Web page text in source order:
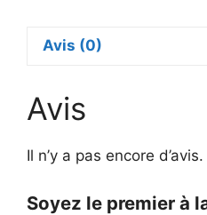
Avis (0)
Avis
Il n’y a pas encore d’avis.
Soyez le premier à